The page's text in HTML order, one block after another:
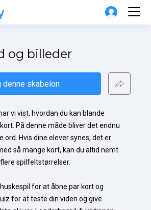
og billeder
denne skabelon
vi vist, hvordan du kan blande
På denne måde bliver det endnu
ord. Hvis dine elever synes, det er
så mange kort, kan du altid nemt
spilfeltstørrelser.
for at åbne par kort og
for at teste din viden og give